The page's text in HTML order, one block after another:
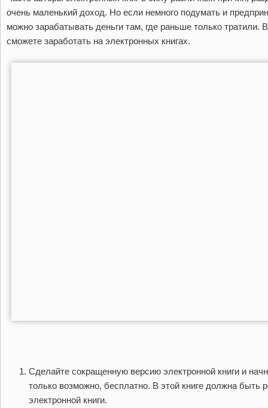
очень маленький доход. Но если немного подумать и
можно зарабатывать деньги там, где раньше только тратили.
сможете заработать на электронных книгах.
Сделайте сокращенную версию электронной книги и
только возможно, бесплатно. В этой книге должна быть
электронной книги.